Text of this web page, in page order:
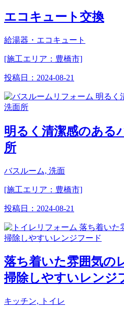
エコキュート交換
給湯器・エコキュート
[施工エリア：豊橋市]
投稿日： 2024-08-21
明るく清潔感のある
所
バスルーム, 洗面
[施工エリア：豊橋市]
投稿日： 2024-08-21
落ち着いた雰囲気の
掃除しやすいレンジ
キッチン, トイレ